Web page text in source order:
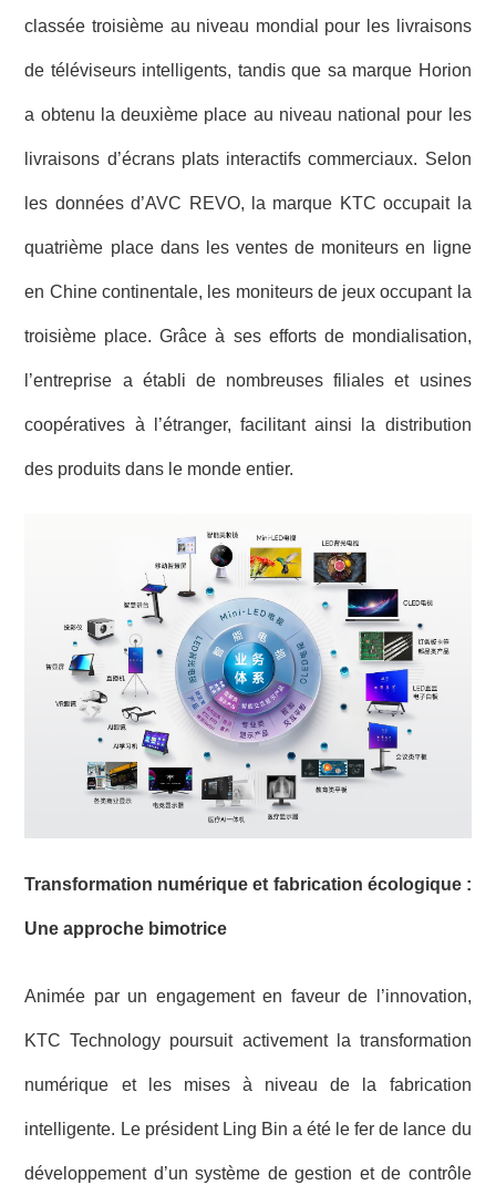
classée troisième au niveau mondial pour les livraisons
de téléviseurs intelligents, tandis que sa marque Horion
a obtenu la deuxième place au niveau national pour les
livraisons d’écrans plats interactifs commerciaux. Selon
les données d’AVC REVO, la marque KTC occupait la
quatrième place dans les ventes de moniteurs en ligne
en Chine continentale, les moniteurs de jeux occupant la
troisième place. Grâce à ses efforts de mondialisation,
l’entreprise a établi de nombreuses filiales et usines
coopératives à l’étranger, facilitant ainsi la distribution
des produits dans le monde entier.
Transformation numérique et fabrication écologique :
Une approche bimotrice
Animée par un engagement en faveur de l’innovation,
KTC Technology poursuit activement la transformation
numérique et les mises à niveau de la fabrication
intelligente. Le président Ling Bin a été le fer de lance du
développement d’un système de gestion et de contrôle